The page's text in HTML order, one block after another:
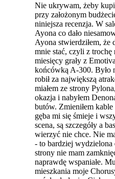
Nie ukrywam, żeby
przy założonym
niniejsza recenzja. W
Ayona co dało
Ayona stwierdziłem, że
mnie stać, czyli z
miesięcy grały z
końcówką A-300. Było
robił za największą
miałem ze strony
okazja i nabyłem
butów. Zmieniłem
gęba mi się śmieje i
scena, są szczegóły a
wierzyć nie chce. Nie
- to bardziej wydzielona
strony nie mam
naprawdę wspaniałe.
mieszkania moje